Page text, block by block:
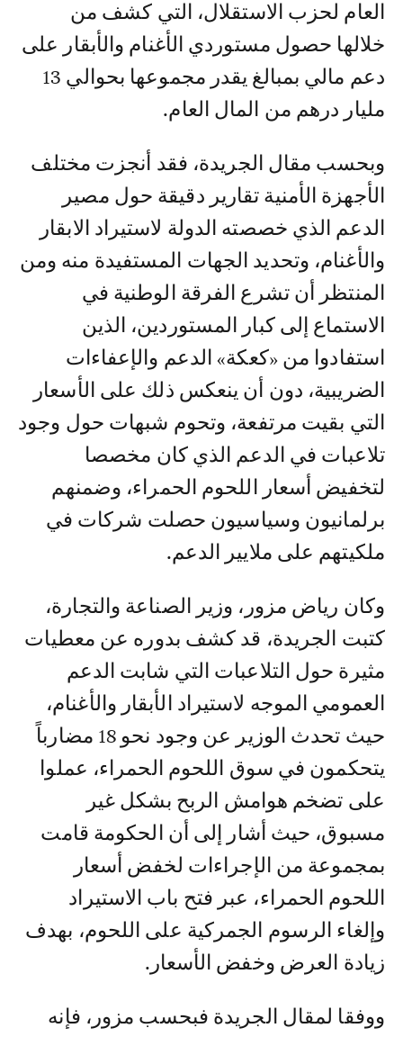
العام لحزب الاستقلال، التي كشف من
خلالها حصول مستوردي الأغنام والأبقار على
دعم مالي بمبالغ يقدر مجموعها بحوالي 13
مليار درهم من المال العام.
وبحسب مقال الجريدة، فقد أنجزت مختلف
الأجهزة الأمنية تقارير دقيقة حول مصير
الدعم الذي خصصته الدولة لاستيراد الابقار
والأغنام، وتحديد الجهات المستفيدة منه ومن
المنتظر أن تشرع الفرقة الوطنية في
الاستماع إلى كبار المستوردين، الذين
استفادوا من «كعكة» الدعم والإعفاءات
الضريبية، دون أن ينعكس ذلك على الأسعار
التي بقيت مرتفعة، وتحوم شبهات حول وجود
تلاعبات في الدعم الذي كان مخصصا
لتخفيض أسعار اللحوم الحمراء، وضمنهم
برلمانيون وسياسيون حصلت شركات في
ملكيتهم على ملايير الدعم.
وكان رياض مزور، وزير الصناعة والتجارة،
كتبت الجريدة، قد كشف بدوره عن معطيات
مثيرة حول التلاعبات التي شابت الدعم
العمومي الموجه لاستيراد الأبقار والأغنام،
حيث تحدث الوزير عن وجود نحو 18 مضارباً
يتحكمون في سوق اللحوم الحمراء، عملوا
على تضخم هوامش الربح بشكل غير
مسبوق، حيث أشار إلى أن الحكومة قامت
بمجموعة من الإجراءات لخفض أسعار
اللحوم الحمراء، عبر فتح باب الاستيراد
وإلغاء الرسوم الجمركية على اللحوم، بهدف
زيادة العرض وخفض الأسعار.
ووفقا لمقال الجريدة فبحسب مزور، فإنه